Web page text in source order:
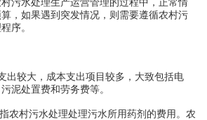
污水处理生产运营管理的过程中，正常情
，如果遇到突发情况，则需要遵循农村污
序。
出较大，成本支出项目较多，大致包括电
泥处置费和劳务费等。
农村污水处理处理污水所用药剂的费用。农